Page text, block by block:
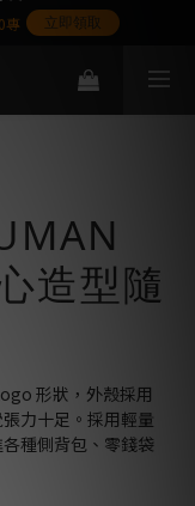
造型隨
形狀，外殼採用
力十足。採用輕量
種側背包、零錢袋
專
立即領取